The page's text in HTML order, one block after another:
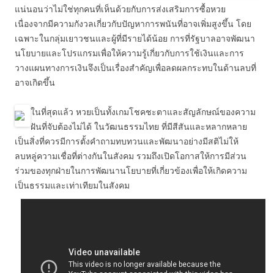
แน่นอนว่าไม่ใช่ทุกคนที่เห็นด้วยกับการส่งเสริมการซื้อหวย
เนื่องจากมีความกังวลเกี่ยวกับปัญหาการพนันที่อาจเพิ่มสูงขึ้น โดย
เฉพาะในกลุ่มเยาวชนและผู้ที่มีรายได้น้อย การที่รัฐบาลอาจพัฒนา
นโยบายและโปรแกรมเพื่อให้ความรู้เกี่ยวกับการใช้เงินและการ
วางแผนทางการเงินจึงเป็นเรื่องสำคัญเพื่อลดผลกระทบในด้านลบที่
อาจเกิดขึ้น
ในที่สุดแล้ว หวยเป็นทั้งเกมโชคชะตาและสัญลักษณ์ของความ
ฝันที่จับต้องไม่ได้ ในวัฒนธรรมไทย ที่มีสีสันและหลากหลาย
เป็นสิ่งที่ควรมีการตั้งคำถามทบทวนและพัฒนาอย่างมีสติไม่ให้
ลบหลู่ความเชื่อที่ต่างกันในสังคม รวมถึงเปิดโอกาสให้การมีส่วน
ร่วมของทุกฝ่ายในการพัฒนานโยบายที่เกี่ยวข้องเพื่อให้เกิดความ
เป็นธรรมและเท่าเทียมในสังคม